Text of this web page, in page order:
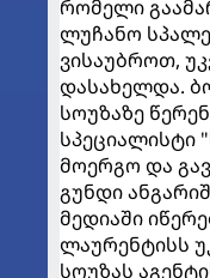
რომელი
ლუჩანო
ვისაუბროთ,
დასახელდა.
სოუზაზე
სპეციალისტი
მოერგო და
გუნდი
მედიაში
ლაურენტისს
სოუზას